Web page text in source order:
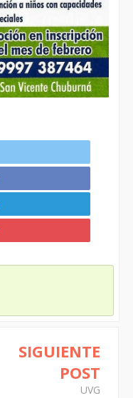
SIGUIENTE
POST
UVG